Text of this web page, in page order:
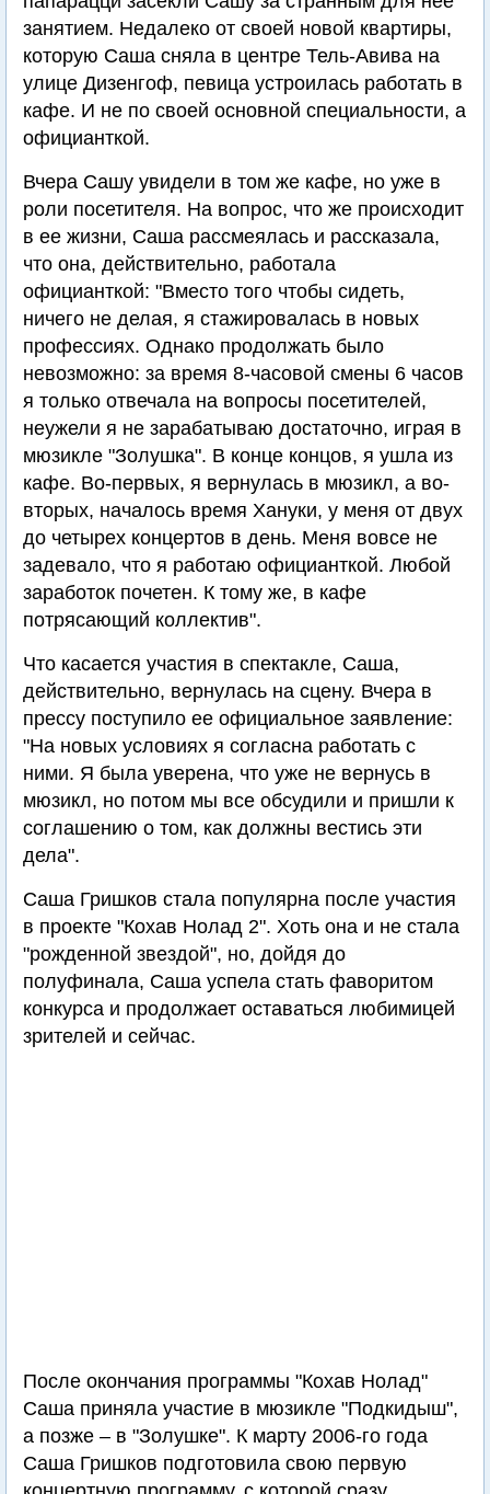
занятием. Недалеко от своей новой квартиры,
которую Саша сняла в центре Тель-Авива на
улице Дизенгоф, певица устроилась работать в
кафе. И не по своей основной специальности, а
официанткой.
Вчера Сашу увидели в том же кафе, но уже в
роли посетителя. На вопрос, что же происходит
в ее жизни, Саша рассмеялась и рассказала,
что она, действительно, работала
официанткой: "Вместо того чтобы сидеть,
ничего не делая, я стажировалась в новых
профессиях. Однако продолжать было
невозможно: за время 8-часовой смены 6 часов
я только отвечала на вопросы посетителей,
неужели я не зарабатываю достаточно, играя в
мюзикле "Золушка". В конце концов, я ушла из
кафе. Во-первых, я вернулась в мюзикл, а во-
вторых, началось время Хануки, у меня от двух
до четырех концертов в день. Меня вовсе не
задевало, что я работаю официанткой. Любой
заработок почетен. К тому же, в кафе
потрясающий коллектив".
Что касается участия в спектакле, Саша,
действительно, вернулась на сцену. Вчера в
прессу поступило ее официальное заявление:
"На новых условиях я согласна работать с
ними. Я была уверена, что уже не вернусь в
мюзикл, но потом мы все обсудили и пришли к
соглашению о том, как должны вестись эти
дела".
Саша Гришков стала популярна после участия
в проекте "Кохав Нолад 2". Хоть она и не стала
"рожденной звездой", но, дойдя до
полуфинала, Саша успела стать фаворитом
конкурса и продолжает оставаться любимицей
зрителей и сейчас.
После окончания программы "Кохав Нолад"
Саша приняла участие в мюзикле "Подкидыш",
а позже – в "Золушке". К марту 2006-го года
Саша Гришков подготовила свою первую